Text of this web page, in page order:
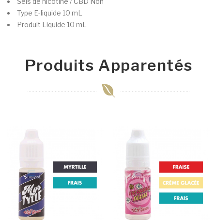
Type E-liquide 10 mL
Produit Liquide 10 mL
Produits Apparentés